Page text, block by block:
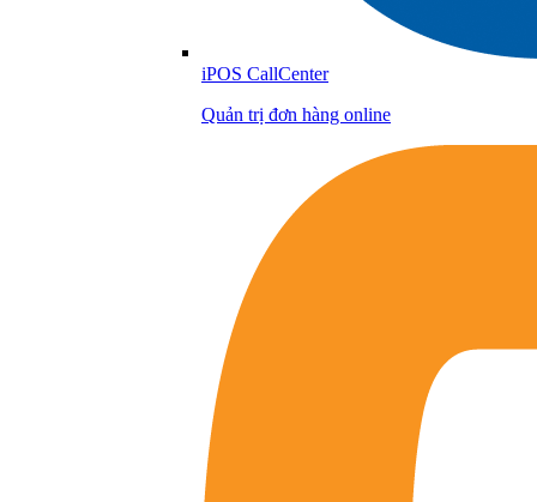
iPOS CallCenter
Quản trị đơn hàng online